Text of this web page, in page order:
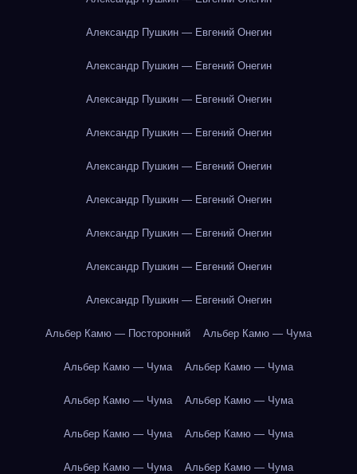
Александр Пушкин — Евгений Онегин
Александр Пушкин — Евгений Онегин
Александр Пушкин — Евгений Онегин
Александр Пушкин — Евгений Онегин
Александр Пушкин — Евгений Онегин
Александр Пушкин — Евгений Онегин
Александр Пушкин — Евгений Онегин
Александр Пушкин — Евгений Онегин
Александр Пушкин — Евгений Онегин
Альбер Камю — Посторонний Альбер Камю — Чума
Альбер Камю — Чума Альбер Камю — Чума
Альбер Камю — Чума Альбер Камю — Чума
Альбер Камю — Чума Альбер Камю — Чума
Альбер Камю — Чума Альбер Камю — Чума